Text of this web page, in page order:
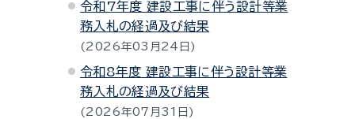
令和7年度 建設工事に伴う設計等業
務入札の経過及び結果
2026年03月24日
令和8年度 建設工事に伴う設計等業
務入札の経過及び結果
2026年07月31日